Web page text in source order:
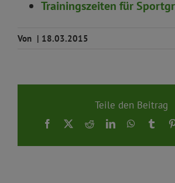
Trainingszeiten für
Von | 18.03.2015
Teile den Beitrag
Facebook
X RedditLinkedInWhatsApp